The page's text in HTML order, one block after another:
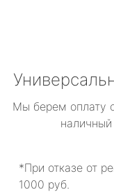
Мы берем оплату
*При отказе от
1000 руб.